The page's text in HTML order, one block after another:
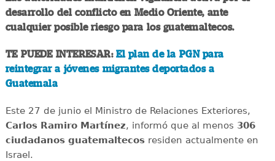
desarrollo del conflicto en Medio Oriente, ante
cualquier posible riesgo para los guatemaltecos.
TE PUEDE INTERESAR:El plan de la PGN para
reintegrar a jóvenes migrantes deportados a
Guatemala
Este 27 de junio el Ministro de Relaciones Exteriores,
Carlos Ramiro Martínez, informó que al menos 306
ciudadanos guatemaltecosresiden actualmente en
Israel.